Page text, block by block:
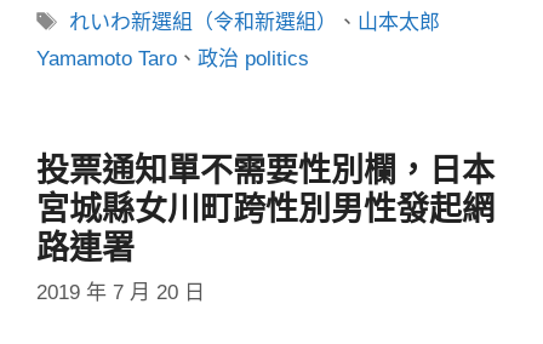
類
標
籤
れいわ新選組（令和新選組） 、 山本太郎
Yamamoto Taro 、 政治 politics
投票通知單不需要性別欄，日本
宮城縣女川町跨性別男性發起網
路連署
2019 年 7 月 20 日